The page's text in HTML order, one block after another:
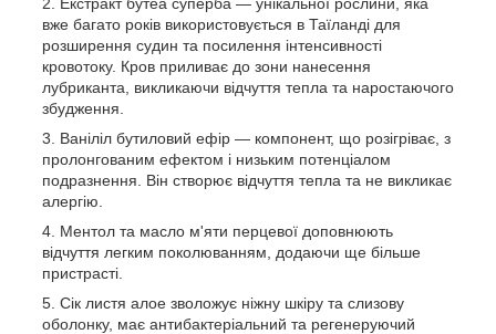
вже багато років використовується в Таїланді для
розширення судин та посилення інтенсивності
кровотоку. Кров приливає до зони нанесення
лубриканта, викликаючи відчуття тепла та наростаючого
збудження.
Ваніліл бутиловий ефір — компонент, що розігріває, з
пролонгованим ефектом і низьким потенціалом
подразнення. Він створює відчуття тепла та не викликає
алергію.
Ментол та масло м'яти перцевої доповнюють
відчуття легким поколюванням, додаючи ще більше
пристрасті.
Сік листя алое зволожує ніжну шкіру та слизову
оболонку, має антибактеріальний та регенеруючий